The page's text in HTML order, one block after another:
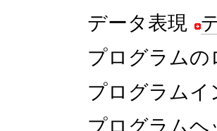
データ表現
プログラムの
プログラムイ
プログラムヘ